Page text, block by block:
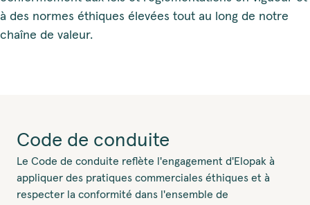
à des normes éthiques élevées tout au long de notre
chaîne de valeur.
Code de conduite
Le Code de conduite reflète l'engagement d'Elopak à
appliquer des pratiques commerciales éthiques et à
respecter la conformité dans l'ensemble de